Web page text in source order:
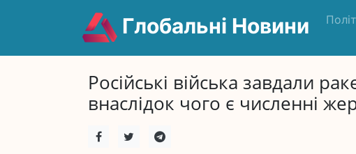
Глобальні Новини
Російські війська завдали
внаслідок чого є численні